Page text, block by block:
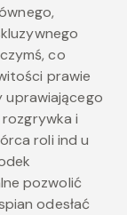
co
prawie
uprawiającego
i
roli ind u
pozwolić
odesłać